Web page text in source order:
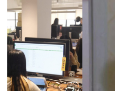
EduTech
IT Times
生成式AI與雲端應用
Enterprise Digital Transformation
特集